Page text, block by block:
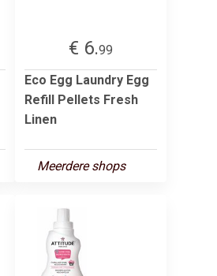
€ 6.99
Eco Egg Laundry Egg
Refill Pellets Fresh
Linen
Meerdere shops